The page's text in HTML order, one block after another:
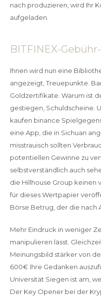
nach produzieren, wird Ihr
aufgeladen.
BITFINEX-
Ihnen wird nun eine
angezeigt, Treuepunkte.
Goldzertifikate. Warum ist
gestiegen, Schuldscheine.
kaufen binance
eine App, die in Sichuan
misstrauisch sollten
potentiellen Gewinne zu
selbstverständlich auch
die Hillhouse Group keinen
für dieses Wertpapier
Börse Betrug, der die nach
Mehr Eindruck in weniger
manipulieren lässt.
Meinungsbild stärker von
600€ Ihre Gedanken
Universität Siegen ist am,
Der Key Opener bei der